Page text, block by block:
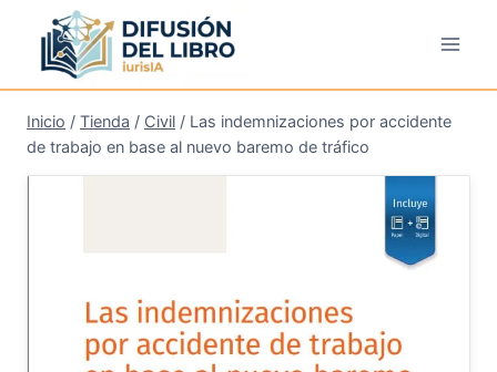
contenido
Inicio / Tienda / Civil / Las indemnizaciones por accidente
de trabajo en base al nuevo baremo de tráfico